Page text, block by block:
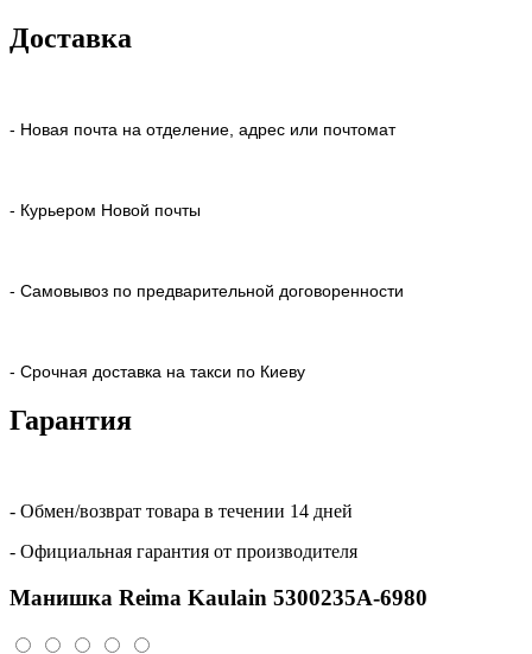
Доставка
- Новая почта на отделение, адрес или почтомат
- Курьером Новой почты
- Самовывоз по предварительной договоренности
- Срочная доставка на такси по Киеву
Гарантия
- Обмен/возврат товара в течении 14 дней
- Официальная гарантия от производителя
Манишка Reima Kaulain 5300235A-6980